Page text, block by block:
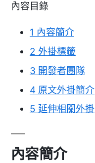
內容目錄
1 內容簡介
2 外掛標籤
3 開發者團隊
4 原文外掛簡介
5 延伸相關外掛
內容簡介